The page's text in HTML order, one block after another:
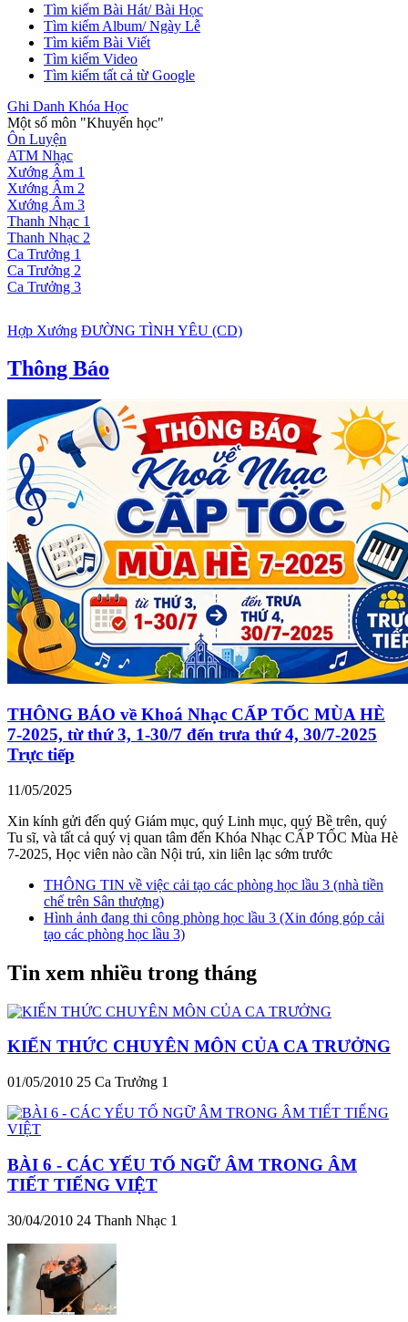
Tìm kiếm Bài Hát/ Bài Học
Tìm kiếm Album/ Ngày Lễ
Tìm kiếm Bài Viết
Tìm kiếm Video
Tìm kiếm tất cả từ Google
Ghi Danh Khóa Học
Một số môn "Khuyến học"
Ôn Luyện
ATM Nhạc
Xướng Âm 1
Xướng Âm 2
Xướng Âm 3
Thanh Nhạc 1
Thanh Nhạc 2
Ca Trưởng 1
Ca Trưởng 2
Ca Trưởng 3
Hợp Xướng ĐƯỜNG TÌNH YÊU (CD)
Thông Báo
THÔNG BÁO về Khoá Nhạc CẤP TỐC MÙA HÈ
7-2025, từ thứ 3, 1-30/7 đến trưa thứ 4, 30/7-2025
Trực tiếp
11/05/2025
Xin kính gửi đến quý Giám mục, quý Linh mục, quý Bề trên, quý
Tu sĩ, và tất cả quý vị quan tâm đến Khóa Nhạc CẤP TỐC Mùa Hè
7-2025, Học viên nào cần Nội trú, xin liên lạc sớm trước
THÔNG TIN về việc cải tạo các phòng học lầu 3 (nhà tiền
chế trên Sân thượng)
Hình ảnh đang thi công phòng học lầu 3 (Xin đóng góp cải
tạo các phòng học lầu 3)
Tin xem nhiều trong tháng
KIẾN THỨC CHUYÊN MÔN CỦA CA TRƯỞNG
01/05/2010 25 Ca Trưởng 1
BÀI 6 - CÁC YẾU TỐ NGỮ ÂM TRONG ÂM
TIẾT TIẾNG VIỆT
30/04/2010 24 Thanh Nhạc 1